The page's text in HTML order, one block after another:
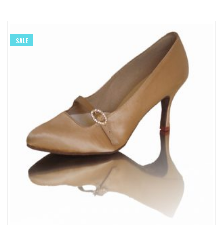
SALE